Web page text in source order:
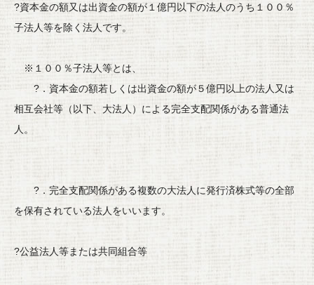
?資本金の額又は出資金の額が１億円以下の法人のうち１００％
子法人等を除く法人です。
※１００％子法人等とは、
?． 資本金の額若しくは出資金の額が５億円以上の法人又は
相互会社等 （以下、大法人）による完全支配関係がある普通法
人。
?． 完全支配関係がある複数の大法人に発行済株式等の全部
を保有されている法人をいいます。
?公益法人等または共同組合等